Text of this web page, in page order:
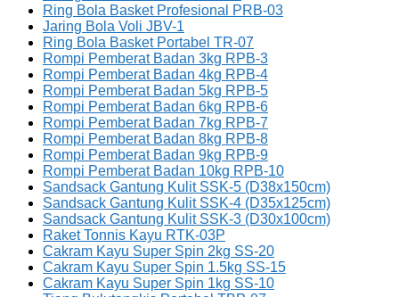
Ring Bola Basket Profesional PRB-03
Jaring Bola Voli JBV-1
Ring Bola Basket Portabel TR-07
Rompi Pemberat Badan 3kg RPB-3
Rompi Pemberat Badan 4kg RPB-4
Rompi Pemberat Badan 5kg RPB-5
Rompi Pemberat Badan 6kg RPB-6
Rompi Pemberat Badan 7kg RPB-7
Rompi Pemberat Badan 8kg RPB-8
Rompi Pemberat Badan 9kg RPB-9
Rompi Pemberat Badan 10kg RPB-10
Sandsack Gantung Kulit SSK-5 (D38x150cm)
Sandsack Gantung Kulit SSK-4 (D35x125cm)
Sandsack Gantung Kulit SSK-3 (D30x100cm)
Raket Tonnis Kayu RTK-03P
Cakram Kayu Super Spin 2kg SS-20
Cakram Kayu Super Spin 1.5kg SS-15
Cakram Kayu Super Spin 1kg SS-10